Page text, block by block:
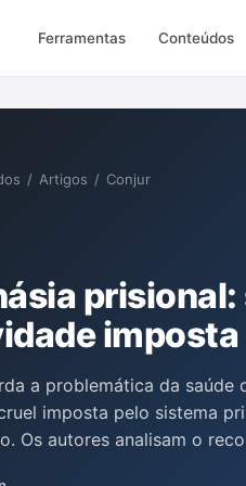
Ferramentas Conteúdos
/ Artigos / Conjur
prisional:
imposta
a problemática da saúde
imposta pelo sistema
Os autores analisam o